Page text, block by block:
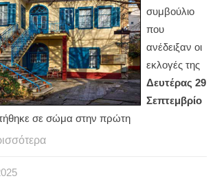
συμβούλιο
που
ανέδειξαν οι
εκλογές της
Δευτέρας 29
Σεπτεμβρίο
σε σώμα στην πρώτη